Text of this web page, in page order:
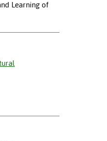
Learning of